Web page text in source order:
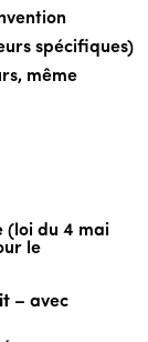
spécifiques)
même
(loi du 4 mai
le
– avec